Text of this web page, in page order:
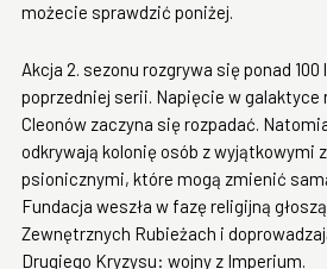
możecie sprawdzić poniżej.
Akcja 2. sezonu rozgrywa się ponad
poprzedniej serii. Napięcie w galaktyce
Cleonów zaczyna się rozpadać.
odkrywają kolonię osób z wyjątkowymi
psionicznymi, które mogą zmienić
Fundacja weszła w fazę religijną
Zewnętrznych Rubieżach i
Drugiego Kryzysu: wojny z Imperium.